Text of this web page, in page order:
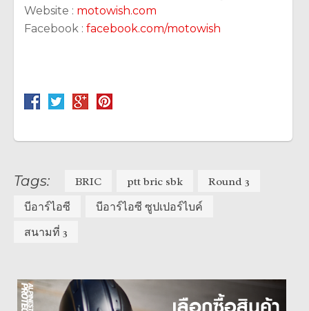
Website : motowish.com
Facebook : facebook.com/motowish
Tags: BRIC ptt bric sbk
Round 3
บีอาร์ไอซี
บีอาร์ไอซี ซูปเปอร์ไบค์
สนามที่ 3